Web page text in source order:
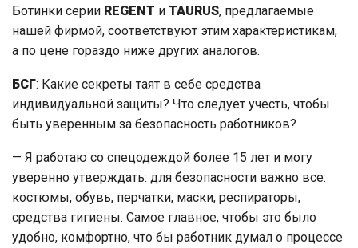
Ботинки серии REGENT и TAURUS, предлагаемые
нашей фирмой, соответствуют этим характеристикам,
а по цене гораздо ниже других аналогов.
БСГ: Какие секреты таят в себе средства
индивидуальной защиты? Что следует учесть, чтобы
быть уверенным за безопасность работников?
— Я работаю со спецодеждой более 15 лет и могу
уверенно утверждать: для безопасности важно все:
костюмы, обувь, перчатки, маски, респираторы,
средства гигиены. Самое главное, чтобы это было
удобно, комфортно, что бы работник думал о процессе